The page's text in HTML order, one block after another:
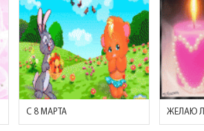
C 8 МАРТА